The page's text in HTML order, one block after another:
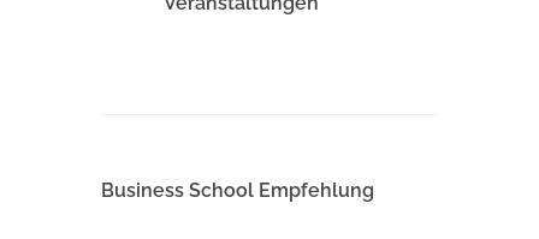
Business School Empfehlung